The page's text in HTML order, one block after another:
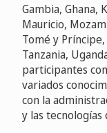
Gambia, Ghana,
Mauricio,
Tomé y Príncipe,
Tanzania,
participantes
variados
con la
y las